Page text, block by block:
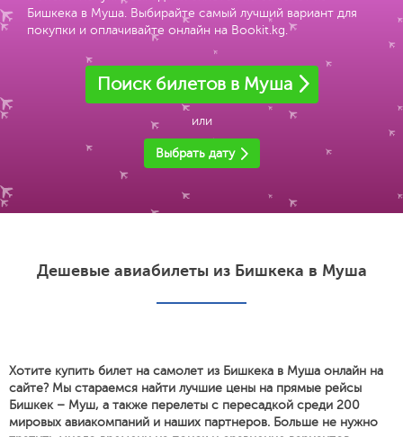
Бишкека в Муша. Выбирайте самый лучший вариант для
покупки и оплачивайте онлайн на Bookit.kg.
Поиск билетов в Муша
или
Выбрать дату
Дешевые авиабилеты из Бишкека в Муша
Хотите купить билет на самолет из Бишкека в Муша онлайн на
сайте? Мы стараемся найти лучшие цены на прямые рейсы
Бишкек – Муш, а также перелеты с пересадкой среди 200
мировых авиакомпаний и наших партнеров. Больше не нужно